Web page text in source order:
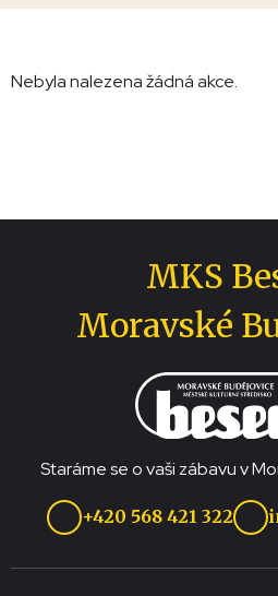
Nebyla nalezena žádná akce.
MKS
Moravské
Staráme se o vaši zábavu v
+420 568 421 322